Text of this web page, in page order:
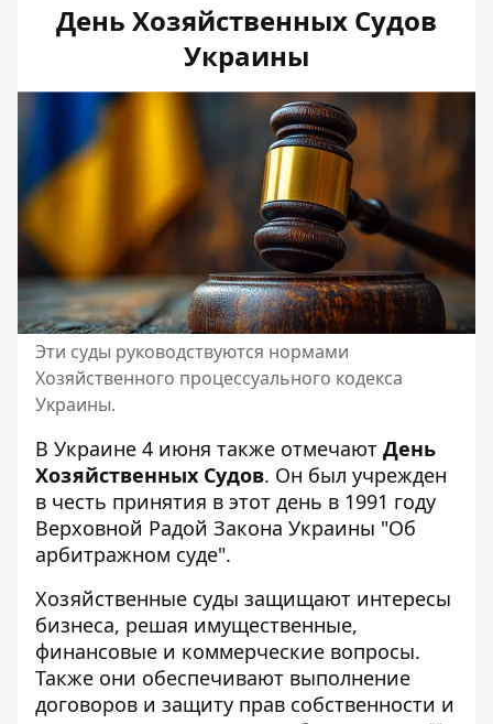
День Хозяйственных Судов
Украины
Эти суды руководствуются нормами
Хозяйственного процессуального кодекса
Украины.
В Украине 4 июня также отмечают День
Хозяйственных Судов. Он был учрежден
в честь принятия в этот день в 1991 году
Верховной Радой Закона Украины "Об
арбитражном суде".
Хозяйственные суды защищают интересы
бизнеса, решая имущественные,
финансовые и коммерческие вопросы.
Также они обеспечивают выполнение
договоров и защиту прав собственности и